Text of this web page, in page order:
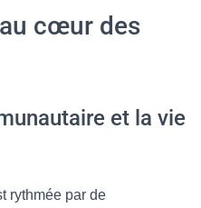
cœur des
et la vie
rythmée par de